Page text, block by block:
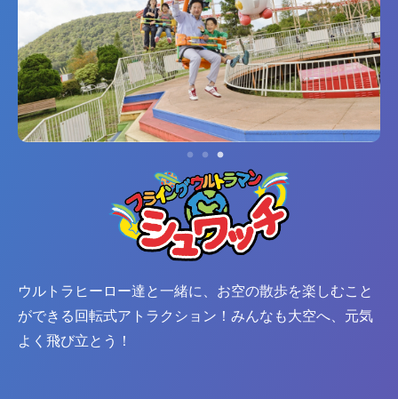
ウルトラヒーロー達と一緒に、お空の散歩を楽しむこと
ができる回転式アトラクション！みんなも大空へ、元気
よく飛び立とう！